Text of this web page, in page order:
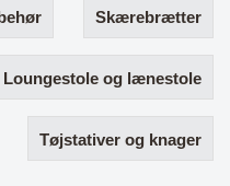
Skærebrætter
Loungestole og lænestole
Tøjstativer og knager